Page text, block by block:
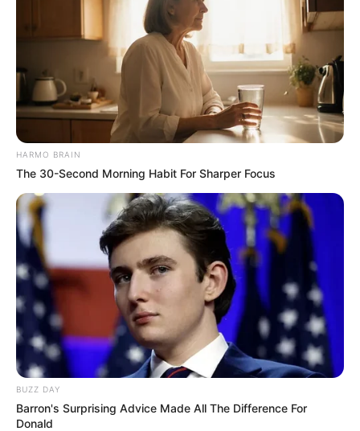
HARMO BRAIN
The 30-Second Morning Habit For Sharper Focus
BUZZ DAY
Barron's Surprising Advice Made All The Difference For
Donald